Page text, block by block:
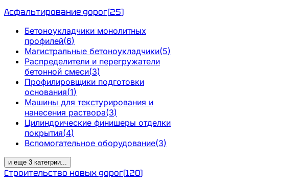
Асфальтирование дорог(25)
Бетоноукладчики монолитных
профилей(6)
Магистральные бетоноукладчики(5)
Распределители и перегружатели
бетонной смеси(3)
Профилировщики подготовки
основания(1)
Машины для текстурирования и
нанесения раствора(3)
Цилиндрические финишеры отделки
покрытия(4)
Вспомогательное оборудование(3)
и еще 3 категрии...
Строительство новых дорог(120)